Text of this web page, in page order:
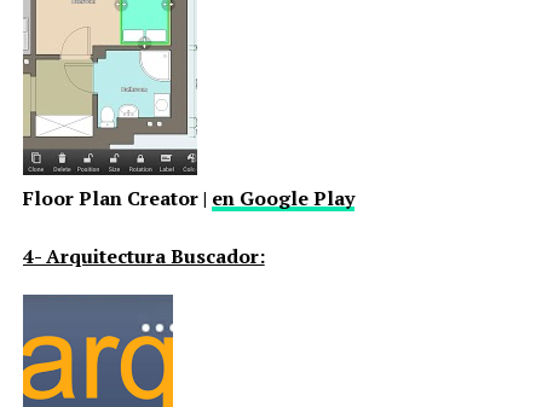
Floor Plan Creator | en Google Play
4- Arquitectura Buscador: